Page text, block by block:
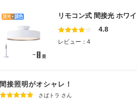
リモコン式 間接光 ホワ
4.8
レビュー：4
間接照明がオシャレ！
さばトラ さん